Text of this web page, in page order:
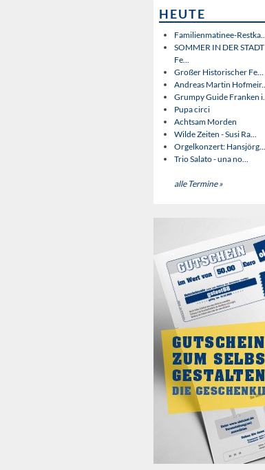
HEUTE
Familienmatinee-Restka...
SOMMER IN DER STADT
Fe...
Großer Historischer Fe...
Andreas Martin Hofmeir...
Grumpy Guide Franken i...
Pupa circi
Achtsam Morden
Wilde Zeiten - Susi Ra...
Orgelkonzert: Hansjörg...
Trio Salato - una no...
alle Termine »